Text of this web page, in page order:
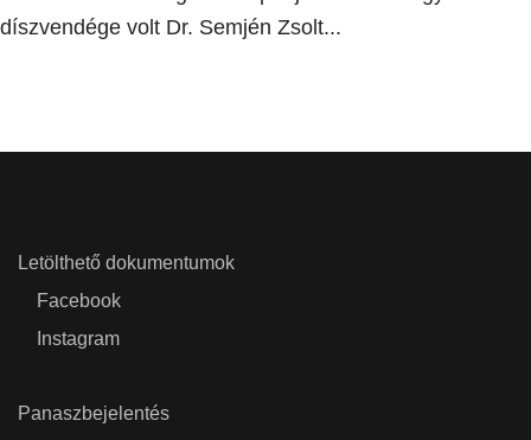
díszvendége volt Dr. Semjén Zsolt...
Letölthető dokumentumok
Facebook
Instagram
Panaszbejelentés